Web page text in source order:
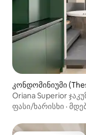
კონდომინიუმი
Oriana Superior
ლუქსი
ფასი/ხარისხი ·